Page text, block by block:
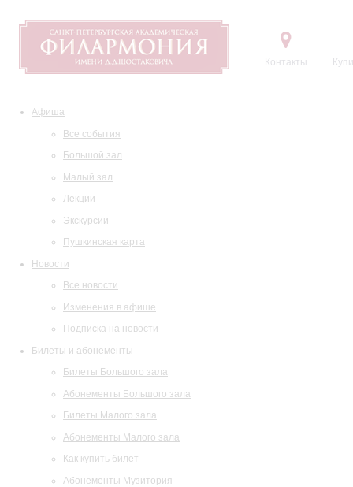
Контакты
Афиша
Все события
Большой зал
Малый зал
Лекции
Экскурсии
Пушкинская карта
Новости
Все новости
Изменения в афише
Подписка на новости
Билеты и абонементы
Билеты Большого зала
Абонементы Большого зала
Билеты Малого зала
Абонементы Малого зала
Как купить билет
Абонементы Музитория